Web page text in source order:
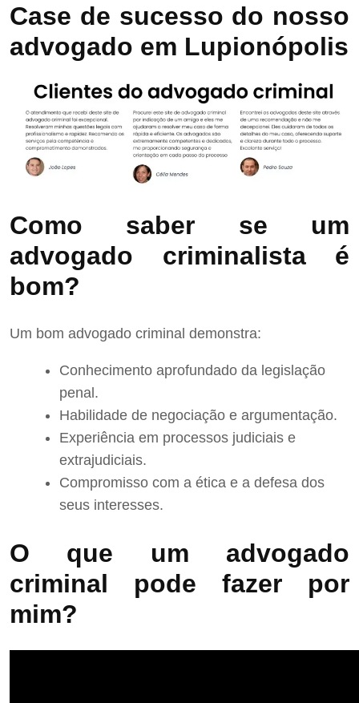
Case de sucesso do nosso
advogado em Lupionópolis
Como saber se um
advogado criminalista é
bom?
Um bom advogado criminal demonstra:
Conhecimento aprofundado da legislação
penal.
Habilidade de negociação e argumentação.
Experiência em processos judiciais e
extrajudiciais.
Compromisso com a ética e a defesa dos
seus interesses.
O que um advogado
criminal pode fazer por
mim?